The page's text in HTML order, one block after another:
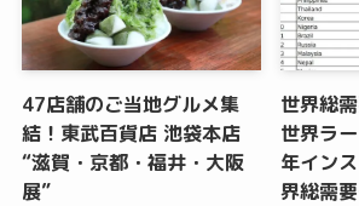
47店舗のご当地グルメ集
結！東武百貨店 池袋本店
“滋賀・京都・福井・大阪
展”
世界総
世界ラ
年イン
界総需要